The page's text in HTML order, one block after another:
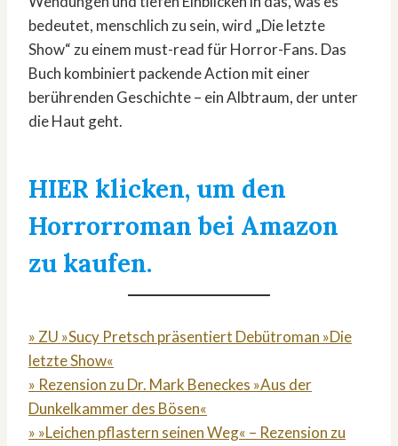
bedeutet, menschlich zu sein, wird „Die letzte
Show“ zu einem must-read für Horror-Fans. Das
Buch kombiniert packende Action mit einer
berührenden Geschichte – ein Albtraum, der unter
die Haut geht.
HIER klicken, um den
Horrorroman bei Amazon
zu kaufen.
» ZU »Sucy Pretsch präsentiert Debütroman »Die
letzte Show«
» Rezension zu Dr. Mark Beneckes »Aus der
Dunkelkammer des Bösen«
» »Leichen pflastern seinen Weg« – Rezension zu